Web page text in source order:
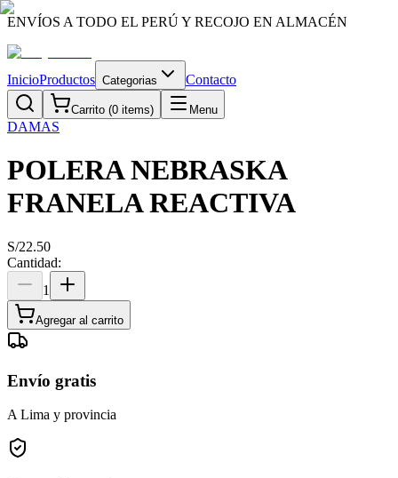
ENVÍOS A TODO EL PERÚ Y RECOJO EN ALMACÉN
InicioProductos Categorias Contacto
Carrito (0 items) Menu
DAMAS
POLERA NEBRASKA
FRANELA REACTIVA
S/22.50
Cantidad:
1
Agregar al carrito
Envío gratis
A Lima y provincia